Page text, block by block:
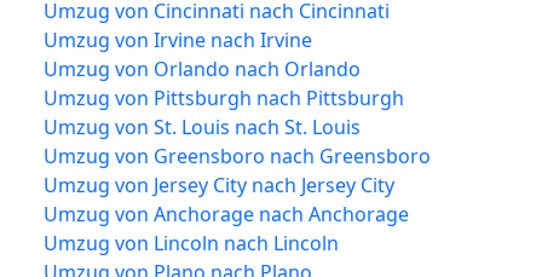
Umzug von Cincinnati nach Cincinnati
Umzug von Irvine nach Irvine
Umzug von Orlando nach Orlando
Umzug von Pittsburgh nach Pittsburgh
Umzug von St. Louis nach St. Louis
Umzug von Greensboro nach Greensboro
Umzug von Jersey City nach Jersey City
Umzug von Anchorage nach Anchorage
Umzug von Lincoln nach Lincoln